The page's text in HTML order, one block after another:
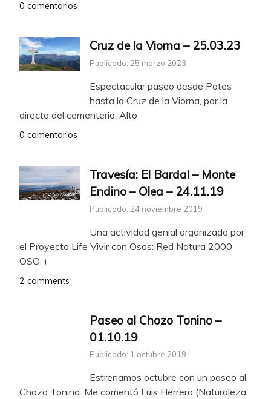
0 comentarios
Cruz de la Viorna – 25.03.23
Publicado: 25 marzo 2023
Espectacular paseo desde Potes
hasta la Cruz de la Viorna, por la
directa del cementerio, Alto
0 comentarios
Travesía: El Bardal – Monte
Endino – Olea – 24.11.19
Publicado: 24 noviembre 2019
Una actividad genial organizada por
el Proyecto Life Vivir con Osos: Red Natura 2000
OSO +
2 comments
Paseo al Chozo Tonino –
01.10.19
Publicado: 1 octubre 2019
Estrenamos octubre con un paseo al
Chozo Tonino. Me comentó Luis Herrero (Naturaleza